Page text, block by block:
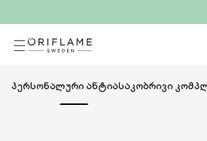
პერსონალური ანტიასაკობრივი